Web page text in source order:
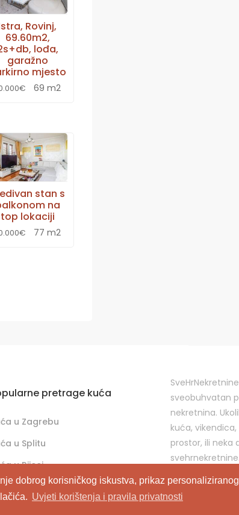
dobrog korisničkog iskustva, prikaz personaliziranog
Uvjeti korištenja i pravila privatnosti
Rovinj,
69.60m2,
lođa,
garažno
mjesto
69 m2
stan s
na
top lokaciji
77 m2
pretrage kuća
u Zagrebu
u Splitu
u Rijeci
sveobuhvatan
nekretnina.
kuća,
prostor, ili neka